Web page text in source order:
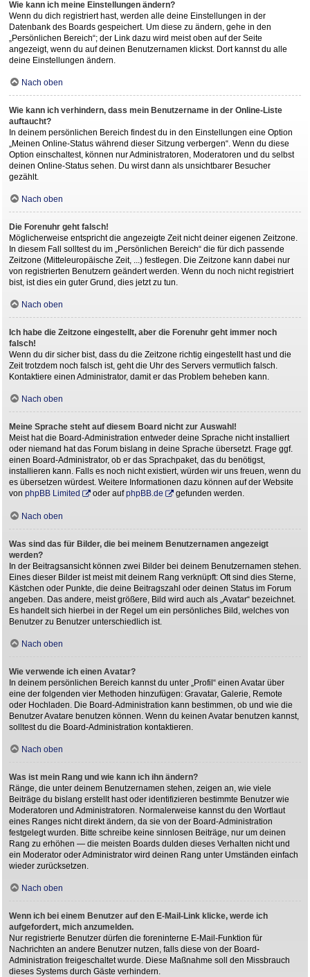
Wie kann ich meine Einstellungen ändern?
Wenn du dich registriert hast, werden alle deine Einstellungen in der
Datenbank des Boards gespeichert. Um diese zu ändern, gehe in den
„Persönlichen Bereich“; der Link dazu wird meist oben auf der Seite
angezeigt, wenn du auf deinen Benutzernamen klickst. Dort kannst du alle
deine Einstellungen ändern.
Nach oben
Wie kann ich verhindern, dass mein Benutzername in der Online-Liste
auftaucht?
In deinem persönlichen Bereich findest du in den Einstellungen eine Option
„Meinen Online-Status während dieser Sitzung verbergen“. Wenn du diese
Option einschaltest, können nur Administratoren, Moderatoren und du selbst
deinen Online-Status sehen. Du wirst dann als unsichtbarer Besucher
gezählt.
Nach oben
Die Forenuhr geht falsch!
Möglicherweise entspricht die angezeigte Zeit nicht deiner eigenen Zeitzone.
In diesem Fall solltest du im „Persönlichen Bereich“ die für dich passende
Zeitzone (Mitteleuropäische Zeit, ...) festlegen. Die Zeitzone kann dabei nur
von registrierten Benutzern geändert werden. Wenn du noch nicht registriert
bist, ist dies ein guter Grund, dies jetzt zu tun.
Nach oben
Ich habe die Zeitzone eingestellt, aber die Forenuhr geht immer noch
falsch!
Wenn du dir sicher bist, dass du die Zeitzone richtig eingestellt hast und die
Zeit trotzdem noch falsch ist, geht die Uhr des Servers vermutlich falsch.
Kontaktiere einen Administrator, damit er das Problem beheben kann.
Nach oben
Meine Sprache steht auf diesem Board nicht zur Auswahl!
Meist hat die Board-Administration entweder deine Sprache nicht installiert
oder niemand hat das Forum bislang in deine Sprache übersetzt. Frage ggf.
einen Board-Administrator, ob er das Sprachpaket, das du benötigst,
installieren kann. Falls es noch nicht existiert, würden wir uns freuen, wenn du
es übersetzen würdest. Weitere Informationen dazu können auf der Website
von phpBB Limited oder aufphpBB.de gefunden werden.
Nach oben
Was sind das für Bilder, die bei meinem Benutzernamen angezeigt
werden?
In der Beitragsansicht können zwei Bilder bei deinem Benutzernamen stehen.
Eines dieser Bilder ist meist mit deinem Rang verknüpft: Oft sind dies Sterne,
Kästchen oder Punkte, die deine Beitragszahl oder deinen Status im Forum
angeben. Das andere, meist größere, Bild wird auch als „Avatar“ bezeichnet.
Es handelt sich hierbei in der Regel um ein persönliches Bild, welches von
Benutzer zu Benutzer unterschiedlich ist.
Nach oben
Wie verwende ich einen Avatar?
In deinem persönlichen Bereich kannst du unter „Profil“ einen Avatar über
eine der folgenden vier Methoden hinzufügen: Gravatar, Galerie, Remote
oder Hochladen. Die Board-Administration kann bestimmen, ob und wie die
Benutzer Avatare benutzen können. Wenn du keinen Avatar benutzen kannst,
solltest du die Board-Administration kontaktieren.
Nach oben
Was ist mein Rang und wie kann ich ihn ändern?
Ränge, die unter deinem Benutzernamen stehen, zeigen an, wie viele
Beiträge du bislang erstellt hast oder identifizieren bestimmte Benutzer wie
Moderatoren und Administratoren. Normalerweise kannst du den Wortlaut
eines Ranges nicht direkt ändern, da sie von der Board-Administration
festgelegt wurden. Bitte schreibe keine sinnlosen Beiträge, nur um deinen
Rang zu erhöhen — die meisten Boards dulden dieses Verhalten nicht und
ein Moderator oder Administrator wird deinen Rang unter Umständen einfach
wieder zurücksetzen.
Nach oben
Wenn ich bei einem Benutzer auf den E-Mail-Link klicke, werde ich
aufgefordert, mich anzumelden.
Nur registrierte Benutzer dürfen die foreninterne E-Mail-Funktion für
Nachrichten an andere Benutzer nutzen, falls diese von der Board-
Administration freigeschaltet wurde. Diese Maßnahme soll den Missbrauch
dieses Systems durch Gäste verhindern.